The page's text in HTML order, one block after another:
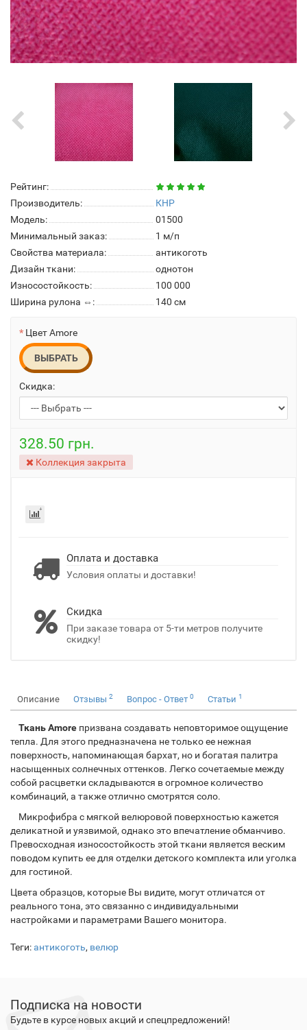
Рейтинг:
Производитель:
КНР
Модель:
01500
Минимальный заказ:
1 м/п
Свойства материала:
антикоготь
Дизайн ткани:
однотон
Износостойкость:
100 000
Ширина рулона ⇔:
140 см
Цвет Amore
ВЫБРАТЬ
Скидка:
328.50 грн.
Коллекция закрыта
Оплата и доставка
Условия оплаты и доставки!
Скидка
При заказе товара от 5-ти метров получите
скидку!
Описание Отзывы 2 Вопрос - Ответ 0 Статьи 1
Ткань Amore призвана создавать неповторимое ощущение
тепла. Для этого предназначена не только ее нежная
поверхность, напоминающая бархат, но и богатая палитра
насыщенных солнечных оттенков. Легко сочетаемые между
собой расцветки складываются в огромное количество
комбинаций, а также отлично смотрятся соло.
Микрофибра с мягкой велюровой поверхностью кажется
деликатной и уязвимой, однако это впечатление обманчиво.
Превосходная износостойкость этой ткани является веским
поводом купить ее для отделки детского комплекта или уголка
для гостиной.
Цвета образцов, которые Вы видите, могут отличатся от
реального тона, это связанно с индивидуальными
настройками и параметрами Вашего монитора.
Теги:антикоготь, велюр
Подписка на новости
Будьте в курсе новых акций и спецпредложений!